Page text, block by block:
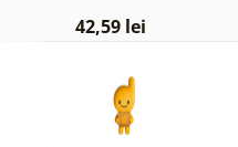
42,59 lei